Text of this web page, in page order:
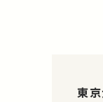
東京